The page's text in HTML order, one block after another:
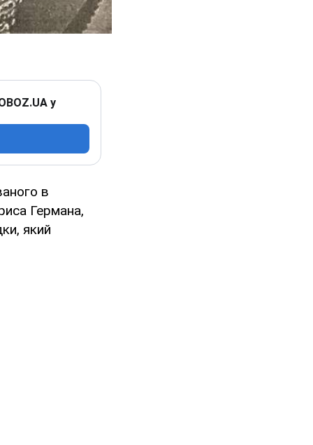
у
в
Германа,
який